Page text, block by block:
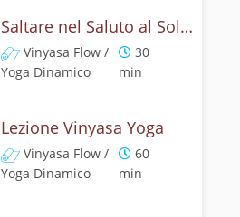
Saltare nel Saluto al Sole - Vinyasa Yoga
Vinyasa Flow /
Yoga Dinamico
30
min
Lezione Vinyasa Yoga
Vinyasa Flow /
Yoga Dinamico
60
min